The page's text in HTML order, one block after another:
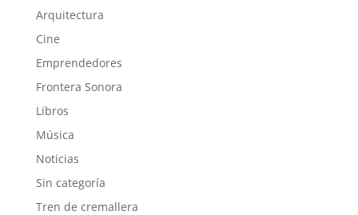
Arquitectura
Cine
Emprendedores
Frontera Sonora
Libros
Música
Noticias
Sin categoría
Tren de cremallera